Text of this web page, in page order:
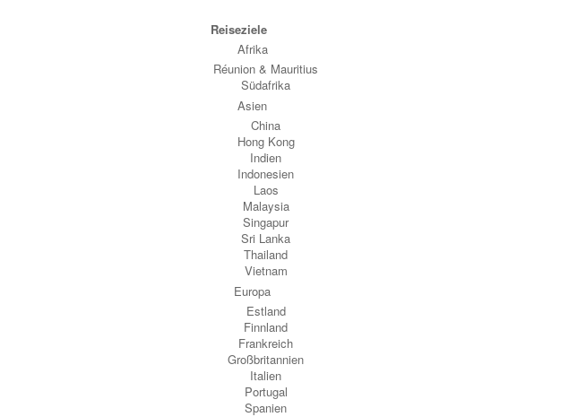
Reiseziele
Afrika
Réunion & Mauritius
Südafrika
Asien
China
Hong Kong
Indien
Indonesien
Laos
Malaysia
Singapur
Sri Lanka
Thailand
Vietnam
Europa
Estland
Finnland
Frankreich
Großbritannien
Italien
Portugal
Spanien